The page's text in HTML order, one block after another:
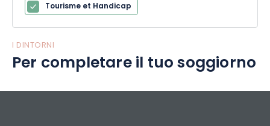
Tourisme et Handicap
I DINTORNI
Per completare il tuo soggiorno